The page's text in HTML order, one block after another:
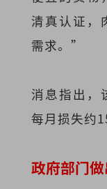
清真认证，
需求。”
消息指出，
每月损失约
政府部门